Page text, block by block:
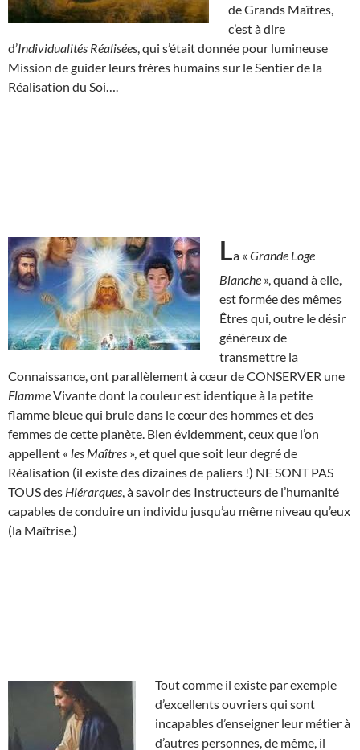
de Grands Maîtres,
c’est à dire
d’Individualités Réalisées , qui s’était donnée pour lumineuse
Mission de guider leurs frères humains sur le Sentier de la
Réalisation du Soi….
La « Grande Loge
Blanche », quand à elle,
est formée des mêmes
Êtres qui, outre le désir
généreux de
transmettre la
Connaissance, ont parallèlement à cœur de CONSERVER une
FlammeVivante dont la couleur est identique à la petite
flamme bleue qui brule dans le cœur des hommes et des
femmes de cette planète. Bien évidemment, ceux que l’on
appellent « les Maîtres », et quel que soit leur degré de
Réalisation (il existe des dizaines de paliers !) NE SONT PAS
TOUS des Hiérarques , à savoir des Instructeurs de l’humanité
capables de conduire un individu jusqu’au même niveau qu’eux
(la Maîtrise.)
Tout comme il existe par exemple
d’excellents ouvriers qui sont
incapables d’enseigner leur métier à
d’autres personnes, de même, il